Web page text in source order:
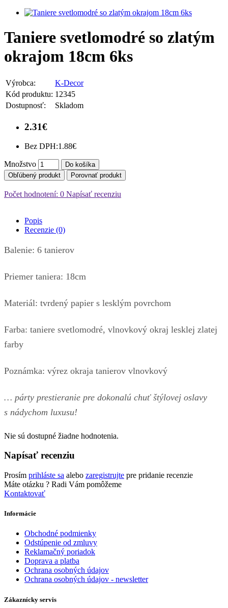
Taniere svetlomodré so zlatým
okrajom 18cm 6ks
Výrobca:
K-Decor
Kód produktu: 12345
Dostupnosť:
Skladom
2.31€
Bez DPH:1.88€
Množstvo
Do košíka
Obľúbený produkt
Porovnať produkt
Počet hodnotení: 0 Napísať recenziu
Popis
Recenzie (0)
Balenie: 6 tanierov
Priemer taniera: 18cm
Materiál: tvrdený papier s lesklým povrchom
Farba: taniere svetlomodré, vlnovkový okraj lesklej zlatej
farby
Poznámka: výrez okraja tanierov vlnovkový
… párty prestieranie pre dokonalú chuť štýlovej oslavy
s nádychom luxusu!
Nie sú dostupné žiadne hodnotenia.
Napísať recenziu
Prosím prihláste sa alebo zaregistrujte pre pridanie recenzie
Máte otázku ? Radi Vám pomôžeme
Kontaktovať
Informácie
Obchodné podmienky
Odstúpenie od zmluvy
Reklamačný poriadok
Doprava a platba
Ochrana osobných údajov
Ochrana osobných údajov - newsletter
Zákaznícky servis